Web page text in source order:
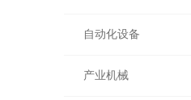
自动化设备
产业机械